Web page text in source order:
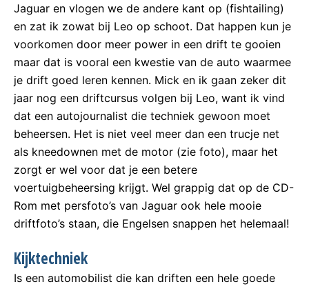
Jaguar en vlogen we de andere kant op (fishtailing)
en zat ik zowat bij Leo op schoot. Dat happen kun je
voorkomen door meer power in een drift te gooien
maar dat is vooral een kwestie van de auto waarmee
je drift goed leren kennen. Mick en ik gaan zeker dit
jaar nog een driftcursus volgen bij Leo, want ik vind
dat een autojournalist die techniek gewoon moet
beheersen. Het is niet veel meer dan een trucje net
als kneedownen met de motor (zie foto), maar het
zorgt er wel voor dat je een betere
voertuigbeheersing krijgt. Wel grappig dat op de CD-
Rom met persfoto’s van Jaguar ook hele mooie
driftfoto’s staan, die Engelsen snappen het helemaal!
Kijktechniek
Is een automobilist die kan driften een hele goede